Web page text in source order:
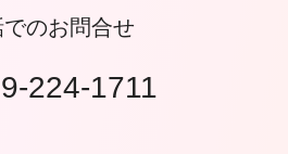
でのお問合せ
224-1711